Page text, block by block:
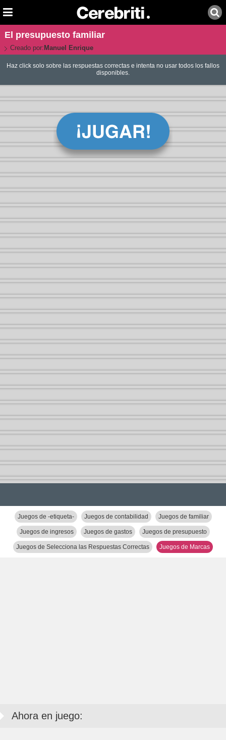
El presupuesto familiar
Creado por: Manuel Enrique
Haz click solo sobre las respuestas correctas e intenta no usar todos los fallos
disponibles.
Juegos de -etiqueta- Juegos de contabilidad Juegos de familiar
Juegos de ingresos Juegos de gastos Juegos de presupuesto
Juegos de Selecciona las Respuestas Correctas Juegos de Marcas
Ahora en juego: